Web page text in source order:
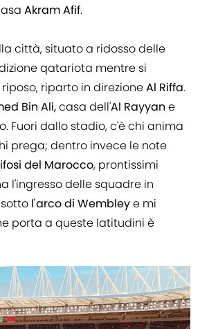
Akram Afif.
città, situato a ridosso delle
qatariota mentre si
riparto in direzioneAl Riffa.
Bin Ali,casa dell'Al Rayyan e
Fuori dallo stadio, c'è chi anima
prega; dentro invece le note
del Marocco, prontissimi
l'ingresso delle squadre in
l'arco di Wembleye mi
porta a queste latitudini è